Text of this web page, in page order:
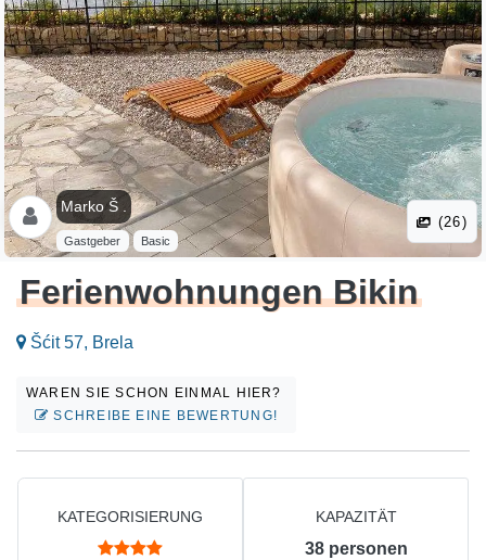
Marko Š .
Gastgeber Basic
(26)
Ferienwohnungen Bikin
Šćit 57, Brela
WAREN SIE SCHON EINMAL HIER?
SCHREIBE EINE BEWERTUNG!
KATEGORISIERUNG KAPAZITÄT
38 personen